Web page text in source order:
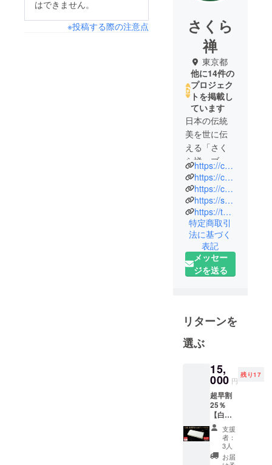
はできません。
※投稿する際の注意点
さくら
禅
東京都
他に14件の
プロジェク
トを掲載し
ています
日本の伝統
美を世に伝
える「さく
ら禅」ブラ
ンドです。
一人でも多
くの皆さま
に日本の伝
統文化の美
しさや手作
りのすばら
多くの工房
や職人の
方々に協賛
命です。
多くの方に
価値ある差
別化された
商品をご紹
介させて頂
https://camp-fire.jp/projects/view/371641
https://camp-fire.jp/projects/view/355910
https://camp-fire.jp/projects/view/338763
https://sakurazen-yakusugi.hp.peraichi.com/
https://twitter.com/SakuraZen7
特定商取引
法に基づく
表記
メッセー
ジを送る
リターンを
選ぶ
15,
000 円
残り17
超早割
25％
【白
蛇】長
財布
Goldプ
レート
支援
者：
3人
お届